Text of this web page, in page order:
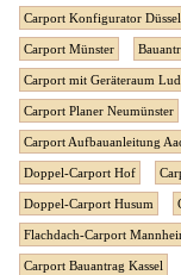
Carport Konfigurator
Carport Münster
Carport mit Geräteraum
Carport Planer Neumünster
Carport Aufbauanleitung
Doppel-Carport Hof
Doppel-Carport Husum
Flachdach-Carport
Carport Bauantrag Kassel